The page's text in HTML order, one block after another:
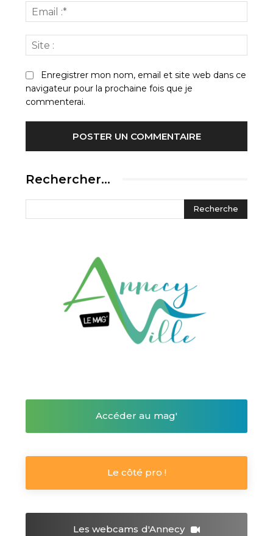
:*
:
Enregistrer mon nom, email et site web dans ce
navigateur pour la prochaine fois que je
commenterai.
Rechercher…
Accéder au mag'
Le côté pro !
Les webcams d'Annecy